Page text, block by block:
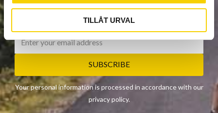
TILLÅT URVAL
NEWSLETTER
SUBSCRIBE
Your personal information is processed in accordance with our
privacy policy.